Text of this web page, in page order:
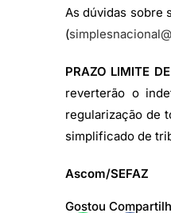
As dúvidas sobre
(
PRAZO LIMITE
reverterão o
regularização de
simplificado de
Ascom/SEFAZ
Gostou